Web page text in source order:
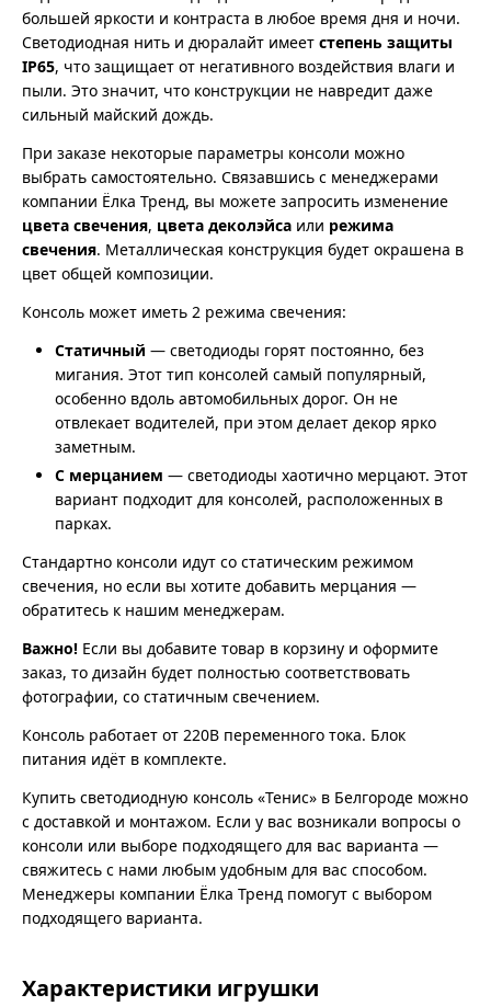
большей яркости и контраста в любое время дня и ночи.
Светодиодная нить и дюралайт имеет степень защиты
IP65, что защищает от негативного воздействия влаги и
пыли. Это значит, что конструкции не навредит даже
сильный майский дождь.
При заказе некоторые параметры консоли можно
выбрать самостоятельно. Связавшись с менеджерами
компании Ёлка Тренд, вы можете запросить изменение
цвета свечения, цвета деколэйса или режима
свечения. Металлическая конструкция будет окрашена в
цвет общей композиции.
Консоль может иметь 2 режима свечения:
Статичный — светодиоды горят постоянно, без
мигания. Этот тип консолей самый популярный,
особенно вдоль автомобильных дорог. Он не
отвлекает водителей, при этом делает декор ярко
заметным.
С мерцанием — светодиоды хаотично мерцают. Этот
вариант подходит для консолей, расположенных в
парках.
Стандартно консоли идут со статическим режимом
свечения, но если вы хотите добавить мерцания —
обратитесь к нашим менеджерам.
Важно! Если вы добавите товар в корзину и оформите
заказ, то дизайн будет полностью соответствовать
фотографии, со статичным свечением.
Консоль работает от 220В переменного тока. Блок
питания идёт в комплекте.
Купить светодиодную консоль «Тенис» в Белгороде можно
с доставкой и монтажом. Если у вас возникали вопросы о
консоли или выборе подходящего для вас варианта —
свяжитесь с нами любым удобным для вас способом.
Менеджеры компании Ёлка Тренд помогут с выбором
подходящего варианта.
Характеристики игрушки